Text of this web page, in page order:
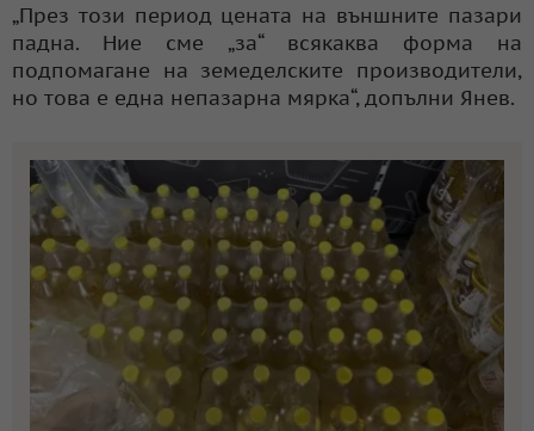
„През този период цената на външните пазари
падна. Ние сме „за“ всякаква форма на
подпомагане на земеделските производители,
но това е една непазарна мярка“, допълни Янев.